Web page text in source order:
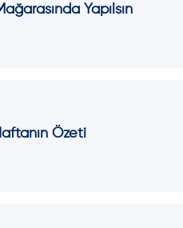
Yapılsın
Özeti